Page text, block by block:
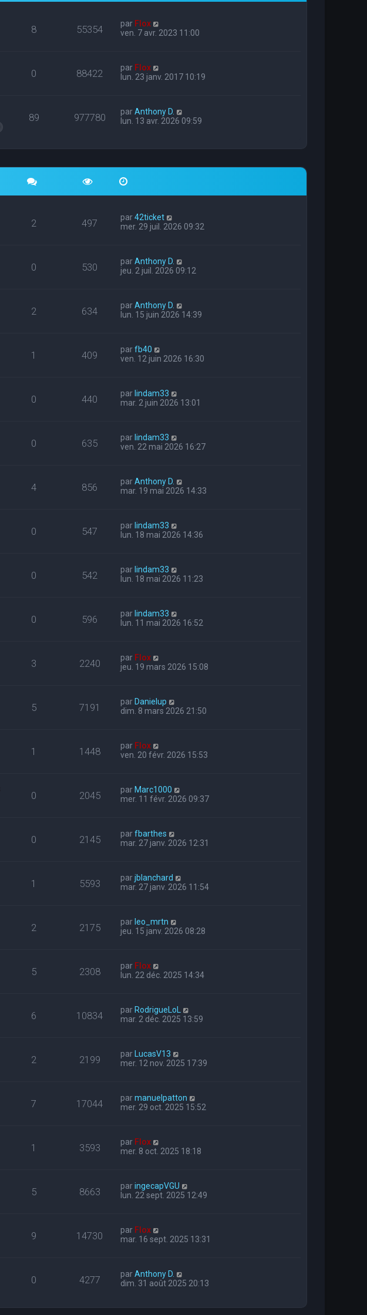
8 55354 par Flox
ven. 7 avr. 2023 11:00
0 88422 par Flox
lun. 23 janv. 2017 10:19
89 977780 parAnthony D.
lun. 13 avr. 2026 09:59
2 497 par42ticket
mer. 29 juil. 2026 09:32
0 530 parAnthony D.
jeu. 2 juil. 2026 09:12
2 634 parAnthony D.
lun. 15 juin 2026 14:39
1 409 parfb40
ven. 12 juin 2026 16:30
0 440 par lindam33
mar. 2 juin 2026 13:01
0 635 par lindam33
ven. 22 mai 2026 16:27
4 856 parAnthony D.
mar. 19 mai 2026 14:33
0 547 par lindam33
lun. 18 mai 2026 14:36
0 542 par lindam33
lun. 18 mai 2026 11:23
0 596 par lindam33
lun. 11 mai 2026 16:52
3 2240 par Flox
jeu. 19 mars 2026 15:08
5 7191 par Danielup
dim. 8 mars 2026 21:50
1 1448 par Flox
ven. 20 févr. 2026 15:53
0 2045 par Marc1000
mer. 11 févr. 2026 09:37
0 2145 parfbarthes
mar. 27 janv. 2026 12:31
1 5593 parjblanchard
mar. 27 janv. 2026 11:54
2 2175 par leo_mrtn
jeu. 15 janv. 2026 08:28
5 2308 par Flox
lun. 22 déc. 2025 14:34
6 10834 par RodrigueLoL
mar. 2 déc. 2025 13:59
2 2199 par
LucasV13
mer. 12 nov. 2025 17:39
7 17044 parmanuelpatton
mer. 29 oct. 2025 15:52
1 3593 par Flox
mer. 8 oct. 2025 18:18
5 8663 paringecapVGU
lun. 22 sept. 2025 12:49
9 14730 par Flox
mar. 16 sept. 2025 13:31
0 4277 parAnthony D.
dim. 31 août 2025 20:13